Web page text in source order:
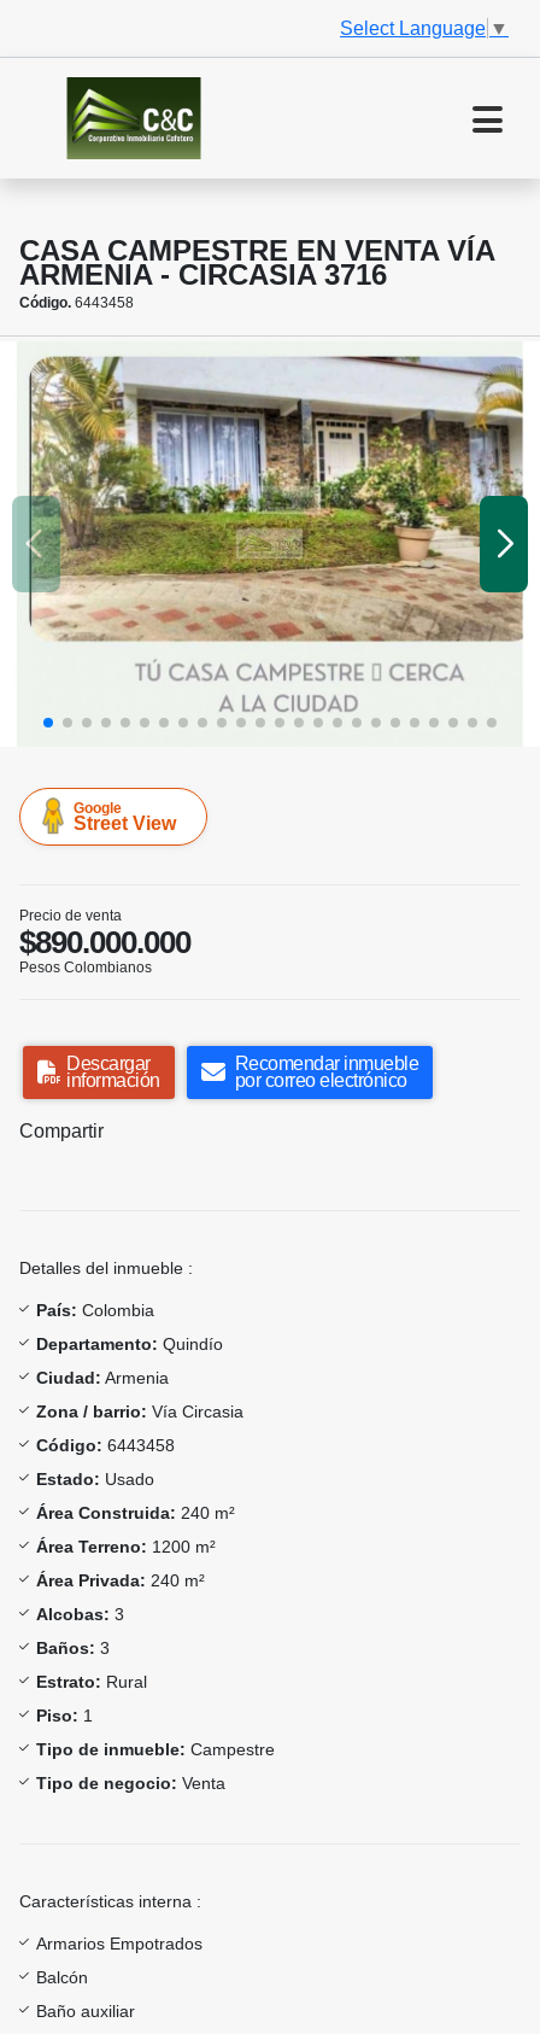
Select Language ▼
CASA CAMPESTRE EN VENTA VÍA
ARMENIA - CIRCASIA 3716
Código. 6443458
Google
Street View
Precio de venta
$890.000.000
Pesos Colombianos
Descargar
información
Recomendar inmueble
por correo electrónico
Compartir
Detalles del inmueble :
País: Colombia
Departamento: Quindío
Ciudad: Armenia
Zona / barrio: Vía Circasia
Código: 6443458
Estado: Usado
Área Construida: 240 m²
Área Terreno: 1200 m²
Área Privada: 240 m²
Alcobas: 3
Baños: 3
Estrato: Rural
Piso: 1
Tipo de inmueble: Campestre
Tipo de negocio: Venta
Características interna :
Armarios Empotrados
Balcón
Baño auxiliar